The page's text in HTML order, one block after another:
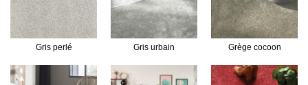
Gris perlé Gris urbain Grège cocoon